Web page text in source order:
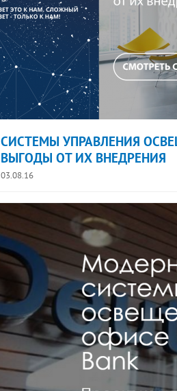
СИСТЕМЫ УПРАВЛЕНИЯ
ВЫГОДЫ ОТ ИХ ВНЕДРЕНИЯ
03.08.16